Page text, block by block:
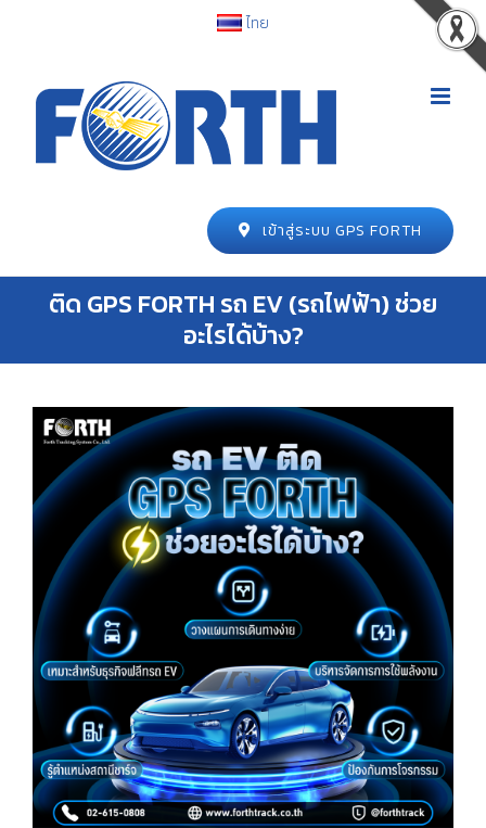
ไทย
เข้าสู่ระบบ GPS FORTH
ติด GPS FORTH รถ EV (รถไฟฟ้า) ช่วย
อะไรได้บ้าง?